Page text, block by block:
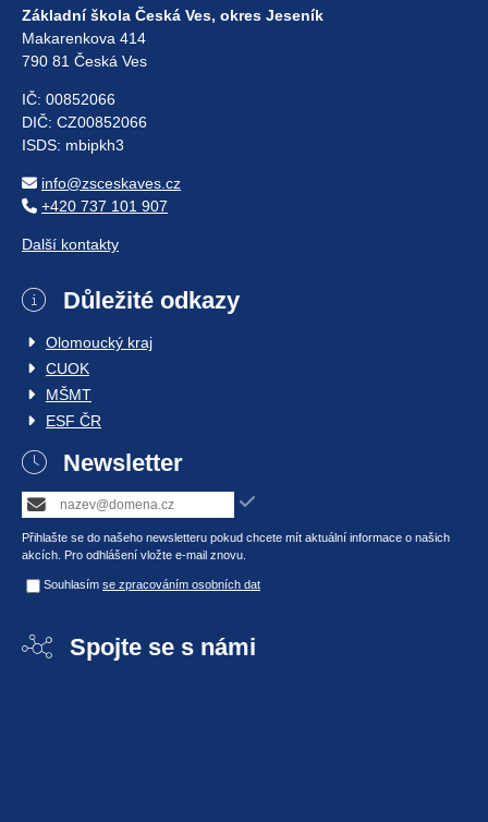
Základní škola Česká Ves, okres Jeseník
Makarenkova 414
790 81 Česká Ves
IČ: 00852066
DIČ: CZ00852066
ISDS: mbipkh3
info@zsceskaves.cz
+420 737 101 907
Další kontakty
Důležité odkazy
Olomoucký kraj
CUOK
MŠMT
ESF ČR
Newsletter
Přihlašte se do našeho newsletteru pokud chcete mít aktuální informace o našich
akcích. Pro odhlášení vložte e-mail znovu.
Souhlasím se zpracováním osobních dat
Spojte se s námi